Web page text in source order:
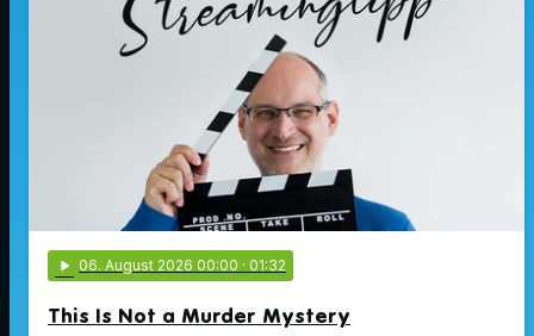
play_arrow 06. August 2026 00:00 · 01:32
This Is Not a Murder Mystery